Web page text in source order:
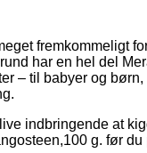
fremkommeligt
har en hel del
– til babyer og
indbringende at
g. før